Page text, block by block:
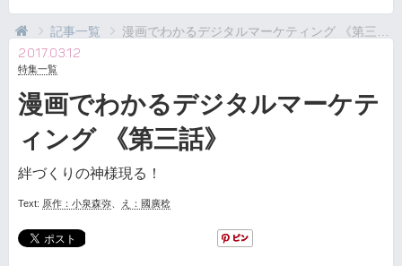
記事一覧 漫画でわかるデジタルマーケティング 《第三話》
2017.03.12
特集一覧
漫画でわかるデジタルマーケテ
ィング 《第三話》
絆づくりの神様現る！
Text: 原作：小泉森弥、 え：國廣稔